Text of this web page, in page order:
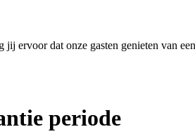
ervoor dat onze gasten genieten van
periode